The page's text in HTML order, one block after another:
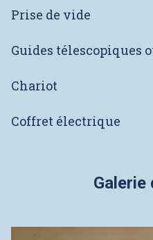
Prise de vide
Guides télescopiques
Chariot
Coffret électrique
Galerie